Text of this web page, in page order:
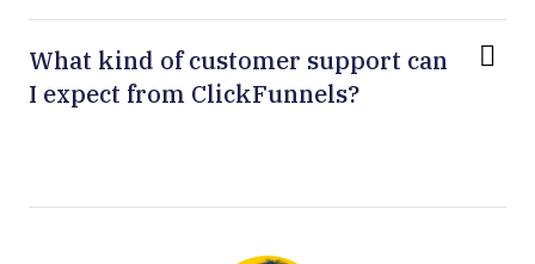
What kind of customer support can
I expect from ClickFunnels?